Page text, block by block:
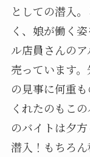
としての潜入
く、娘が働く
ル店員さんの
売っています
の見事に何重
くれたのもこ
のバイトは夕
潜入！もちろ